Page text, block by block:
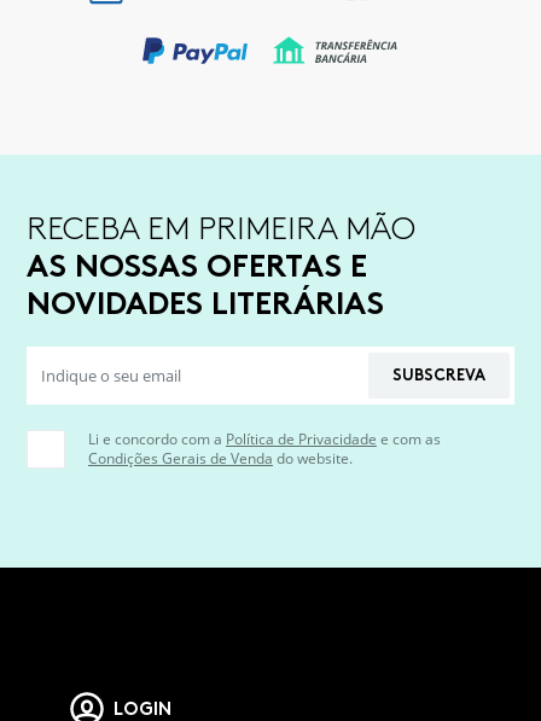
RECEBA EM PRIMEIRA MÃO
AS NOSSAS OFERTAS E
NOVIDADES LITERÁRIAS
SUBSCREVA
Li e concordo com a Política de Privacidade e com as
Condições Gerais de Venda do website.
LOGIN